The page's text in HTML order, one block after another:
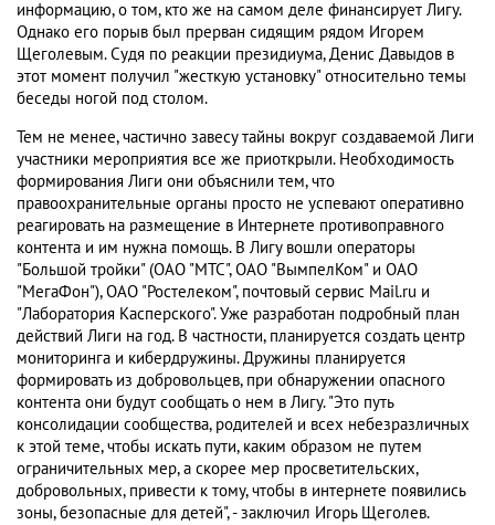
информацию, о том, кто же на самом деле финансирует Лигу.
Однако его порыв был прерван сидящим рядом Игорем
Щеголевым. Судя по реакции президиума, Денис Давыдов в
этот момент получил "жесткую установку" относительно темы
беседы ногой под столом.
Тем не менее, частично завесу тайны вокруг создаваемой Лиги
участники мероприятия все же приоткрыли. Необходимость
формирования Лиги они объяснили тем, что
правоохранительные органы просто не успевают оперативно
реагировать на размещение в Интернете противоправного
контента и им нужна помощь. В Лигу вошли операторы
"Большой тройки" (ОАО "МТС", ОАО "ВымпелКом" и ОАО
"МегаФон"), ОАО "Ростелеком", почтовый сервис Mail.ru и
"Лаборатория Касперского". Уже разработан подробный план
действий Лиги на год. В частности, планируется создать центр
мониторинга и кибердружины. Дружины планируется
формировать из добровольцев, при обнаружении опасного
контента они будут сообщать о нем в Лигу. "Это путь
консолидации сообщества, родителей и всех небезразличных
к этой теме, чтобы искать пути, каким образом не путем
ограничительных мер, а скорее мер просветительских,
добровольных, привести к тому, чтобы в интернете появились
зоны, безопасные для детей", - заключил Игорь Щеголев.